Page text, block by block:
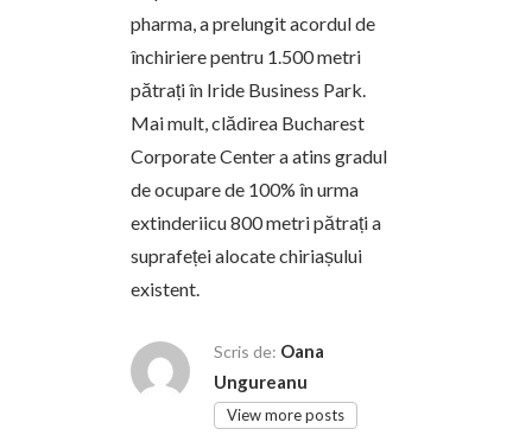
pharma, a prelungit acordul de
închiriere pentru 1.500 metri
pătrați în Iride Business Park.
Mai mult, clădirea Bucharest
Corporate Center a atins gradul
de ocupare de 100% în urma
extinderiicu 800 metri pătrați a
suprafeței alocate chiriașului
existent.
Scris de: Oana
Ungureanu
View more posts